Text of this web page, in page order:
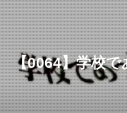
【0064】学校で